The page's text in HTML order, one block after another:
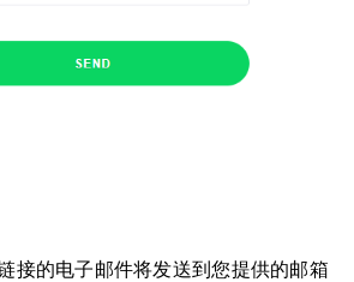
接的电子邮件将发送到您提供的邮箱